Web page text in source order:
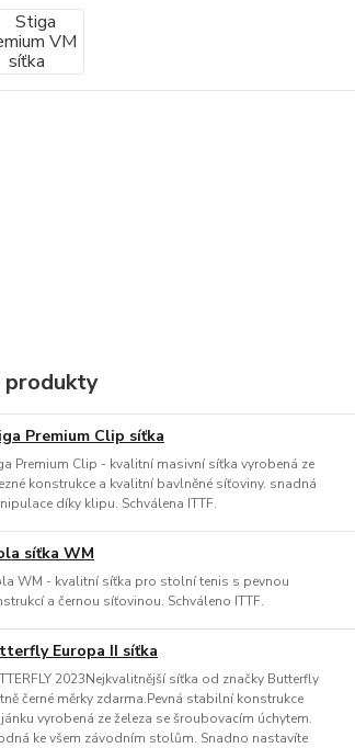
produkty
Premium Clip síťka
Premium Clip - kvalitní masivní síťka vyrobená ze
konstrukce a kvalitní bavlněné síťoviny. snadná
díky klipu. Schválena ITTF.
síťka WM
WM - kvalitní síťka pro stolní tenis s pevnou
a černou síťovinou. Schváleno ITTF.
Europa II síťka
2023Nejkvalitnější síťka od značky Butterfly
černé měrky zdarma.Pevná stabilní konstrukce
vyrobená ze železa se šroubovacím úchytem.
ke všem závodním stolům. Snadno nastavíte